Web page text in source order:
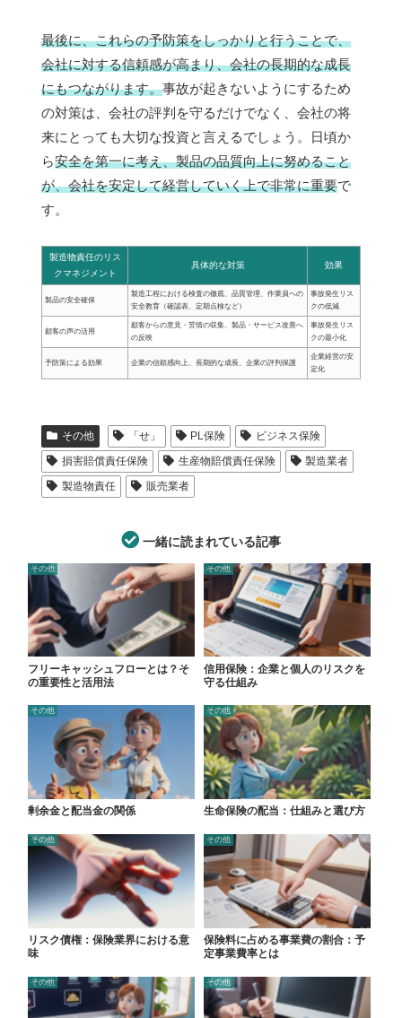
最後に、これらの予防策をしっかりと行うことで、
会社に対する信頼感が高まり、会社の長期的な成長
にもつながります。事故が起きないようにするため
の対策は、会社の評判を守るだけでなく、会社の将
来にとっても大切な投資と言えるでしょう。日頃か
ら安全を第一に考え、製品の品質向上に努めること
が、会社を安定して経営していく上で非常に重要で
す。
製造物責任のリス
クマネジメント
具体的な対策 効果
製品の安全確保
製造工程における検査の徹底、品質管理、作業員への
安全教育（確認表、定期点検など）
事故発生リス
クの低減
顧客の声の活用
顧客からの意見・苦情の収集、製品・サービス改善へ
の反映
事故発生リス
クの最小化
予防策による効果 企業の信頼感向上、長期的な成長、企業の評判保護
企業経営の安
定化
その他 「せ」 PL保険
ビジネス保険
損害賠償責任保険
生産物賠償責任保険
製造業者
製造物責任
販売業者
一緒に読まれている記事
その他
フリーキャッシュフローとは？そ
の重要性と活用法
その他
信用保険：企業と個人のリスクを
守る仕組み
その他
剰余金と配当金の関係
その他
生命保険の配当：仕組みと選び方
その他
リスク債権：保険業界における意
味
その他
保険料に占める事業費の割合：予
定事業費率とは
その他 その他